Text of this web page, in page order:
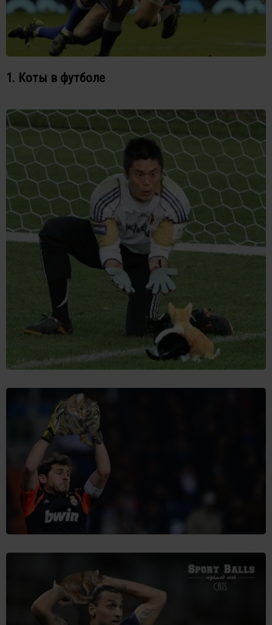
1. Коты в футболе